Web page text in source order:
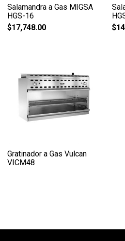
Salamandra a Gas MIGSA
HGS-16
$17,748.00
$
Gratinador a Gas Vulcan
VICM48